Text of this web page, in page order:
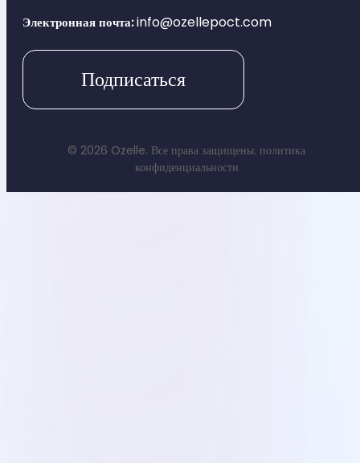
Электронная почта: info@ozellepoct.com
Подписаться
© 2026 Ozelle. Все права защищены. политика
конфиденциальности